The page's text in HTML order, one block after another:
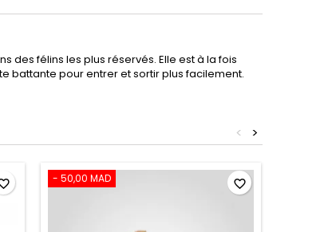
des félins les plus réservés. Elle est à la fois
battante pour entrer et sortir plus facilement.
>
<
- 50,00 MAD favorite_border